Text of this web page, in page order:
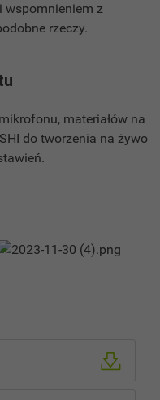
wspomnieniem z
rzeczy.
materiałów na
do tworzenia na żywo